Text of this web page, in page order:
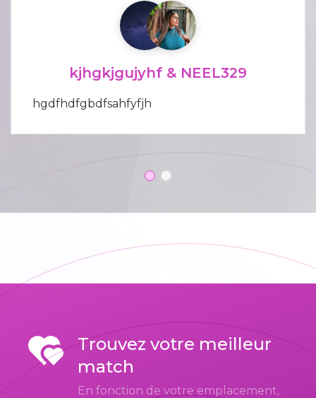
kjhgkjgujyhf & NEEL329
hgdfhdfgbdfsahfyfjh
Trouvez votre meilleur
match
En fonction de votre emplacement,